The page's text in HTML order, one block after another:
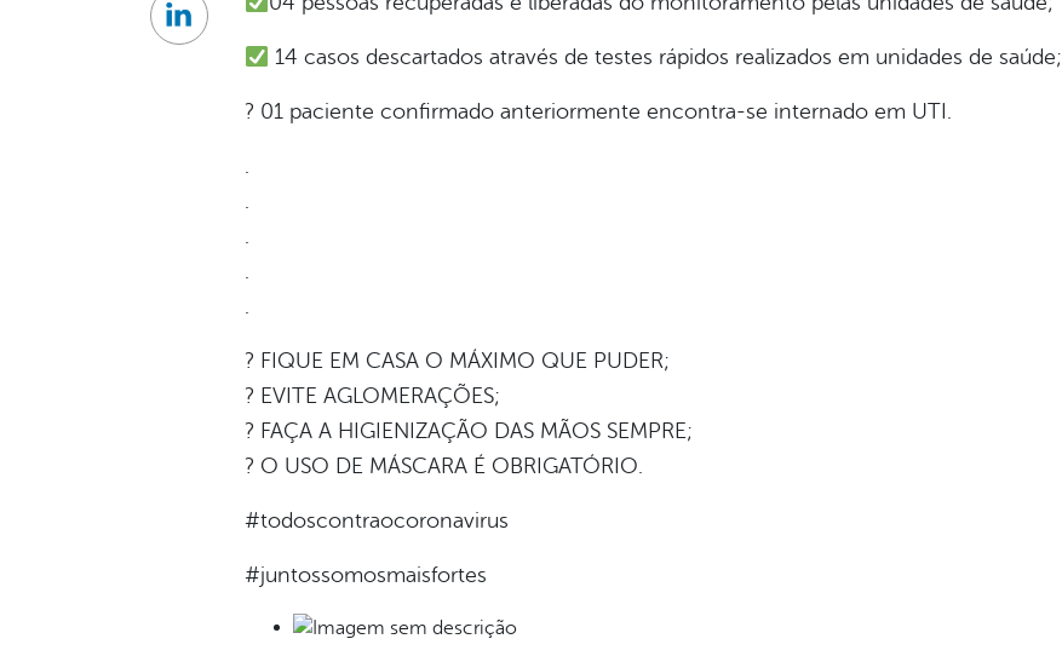
14 casos descartados através de testes rápidos realizados em unidades de saúde;
? 01 paciente confirmado anteriormente encontra-se internado em UTI.
.
.
.
.
.
? FIQUE EM CASA O MÁXIMO QUE PUDER;
? EVITE AGLOMERAÇÕES;
? FAÇA A HIGIENIZAÇÃO DAS MÃOS SEMPRE;
? O USO DE MÁSCARA É OBRIGATÓRIO.
#todoscontraocoronavirus
#juntossomosmaisfortes
Linkedin